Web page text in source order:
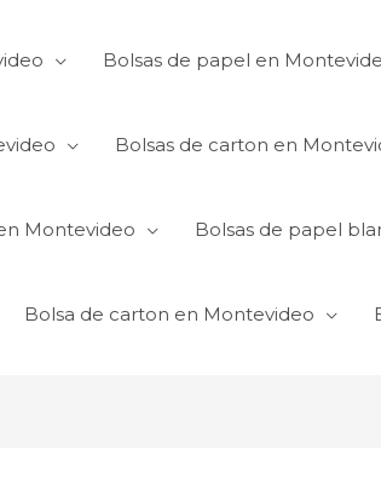
Bolsas de papel en
Bolsas de carton en
Montevideo Bolsas de papel
Bolsa de carton en Montevideo